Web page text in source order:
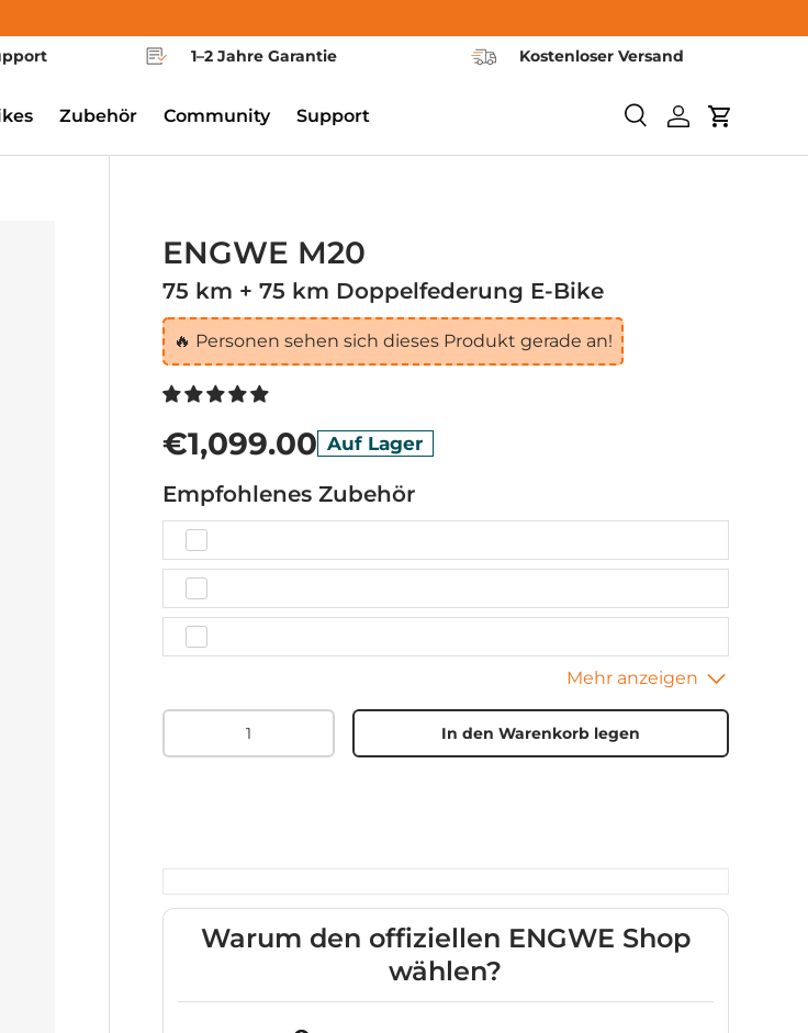
1–2 Jahre Garantie Kostenloser Versand
SuchenEinloggen
Zubehör Community Support
ENGWE M20
75 km + 75 km Doppelfederung E-Bike
🔥 Personen sehen sich dieses Produkt gerade an!
€1,099.00 Auf Lager
Empfohlenes Zubehör
Menge
In den Warenkorb legen
Warum den offiziellen ENGWE Shop
wählen?